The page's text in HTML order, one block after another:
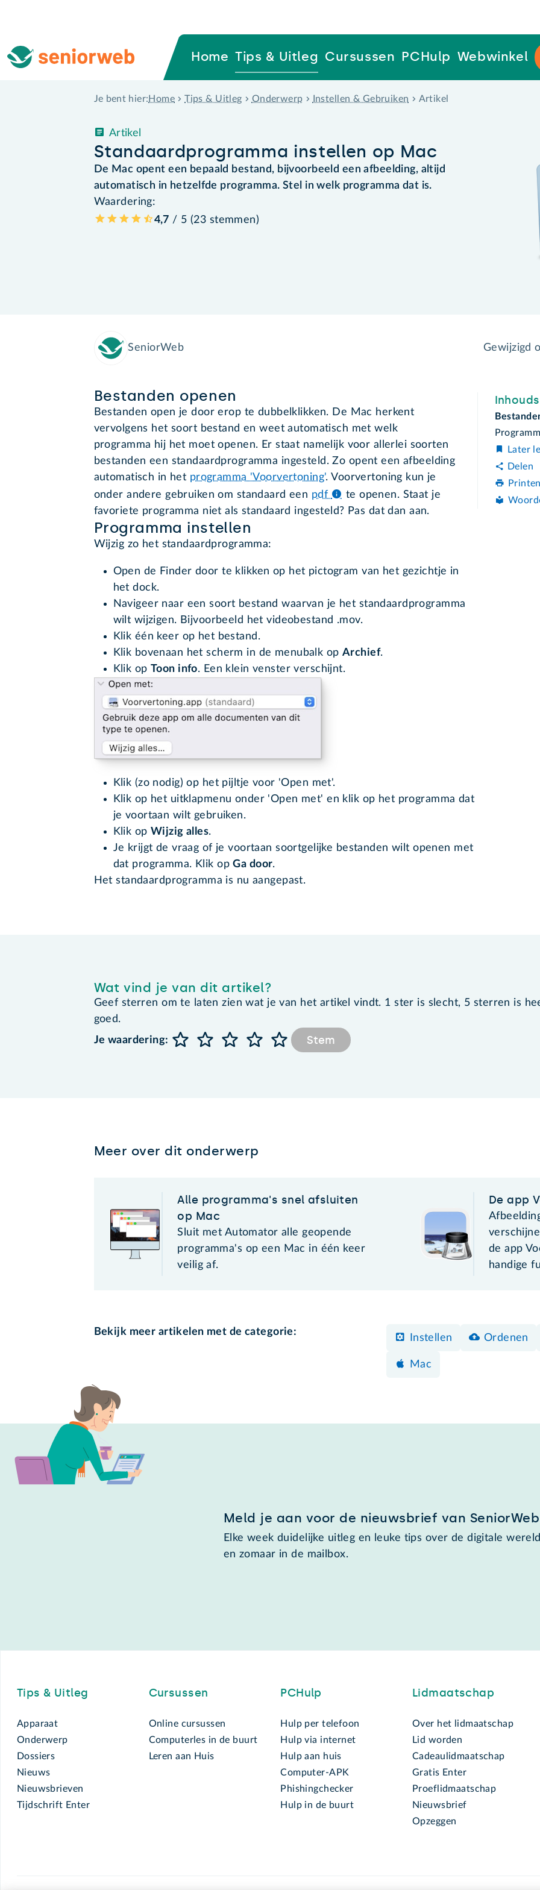
Home Tips & Uitleg Cursussen PCHulp Webwinkel
Je bent hier: Home Tips & Uitleg Onderwerp Instellen & Gebruiken Artikel
Standaardprogramma instellen op Mac
Artikel
De Mac opent een bepaald bestand, bijvoorbeeld een afbeelding, altijd
automatisch in hetzelfde programma. Stel in welk programma dat is.
Waardering:
4,7 / 5 (23 stemmen)
SeniorWeb Gewijzigd
Bestanden openen
Bestanden open je door erop te dubbelklikken. De Mac herkent
vervolgens het soort bestand en weet automatisch met welk
programma hij het moet openen. Er staat namelijk voor allerlei soorten
bestanden een standaardprogramma ingesteld. Zo opent een afbeelding
automatisch in het programma 'Voorvertoning'. Voorvertoning kun je
onder andere gebruiken om standaard een pdf
te openen. Staat je
favoriete programma niet als standaard ingesteld? Pas dat dan aan.
Programma instellen
Wijzig zo het standaardprogramma:
Open de Finder door te klikken op het pictogram van het gezichtje in
het dock.
Navigeer naar een soort bestand waarvan je het standaardprogramma
wilt wijzigen. Bijvoorbeeld het videobestand .mov.
Klik één keer op het bestand.
Klik bovenaan het scherm in de menubalk op Archief.
Klik op Toon info. Een klein venster verschijnt.
Klik (zo nodig) op het pijltje voor 'Open met'.
Klik op het uitklapmenu onder 'Open met' en klik op het programma dat
je voortaan wilt gebruiken.
Klik op Wijzig alles.
Je krijgt de vraag of je voortaan soortgelijke bestanden wilt openen met
dat programma. Klik opGa door.
Het standaardprogramma is nu aangepast.
Later
Delen
Wat vind je van dit artikel?
Geef sterren om te laten zien wat je van het artikel vindt. 1 ster is slecht, 5 sterren is
goed.
Je waardering:
Stem
Meer over dit onderwerp
Alle programma's snel afsluiten
op Mac
Sluit met Automator alle geopende
programma's op een Mac in één keer
veilig af.
De app
de app
handige
Bekijk meer artikelen met de categorie:
Instellen Ordenen
Mac
Meld je aan voor de nieuwsbrief van SeniorWeb
Elke week duidelijke uitleg en leuke tips over de digitale
en zomaar in de mailbox.
Tips & Uitleg
Apparaat
Onderwerp
Dossiers
Nieuws
Nieuwsbrieven
Tijdschrift Enter
Cursussen
Online cursussen
Computerles in de buurt
Leren aan Huis
PCHulp
Hulp per telefoon
Hulp via internet
Hulp aan huis
Computer-APK
Phishingchecker
Hulp in de buurt
Lidmaatschap
Over het lidmaatschap
Lid worden
Cadeaulidmaatschap
Gratis Enter
Proeflidmaatschap
Nieuwsbrief
Opzeggen